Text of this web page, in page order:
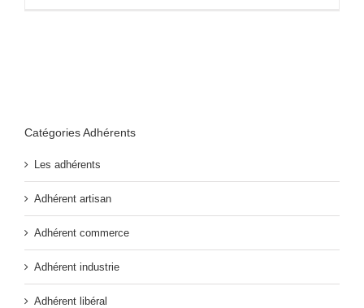
Catégories Adhérents
Les adhérents
Adhérent artisan
Adhérent commerce
Adhérent industrie
Adhérent libéral